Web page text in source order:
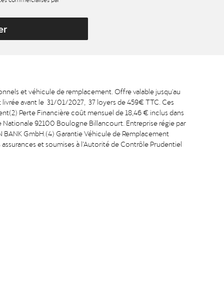
et véhicule de remplacement. Offre valable jusqu'au
avant le 31/01/2027, 37 loyers de 459€ TTC. Ces
Perte Financière coût mensuel de 18,46 € inclus dans
Nationale 92100 Boulogne Billancourt. Entreprise régie par
GmbH.(4) Garantie Véhicule de Remplacement
et soumises à l’Autorité de Contrôle Prudentiel